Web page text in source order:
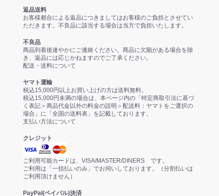
返品送料
お客様都合による返品につきましてはお客様のご負担とさせてい
ただきます。不良品に該当する場合は当方で負担いたします。
不良品
商品到着後速やかにご連絡ください。商品に欠陥がある場合を除
き、返品には応じかねますのでご了承ください。
配送・送料について
ヤマト運輸
税込15,000円以上お買い上げの方は送料無料。
税込15,000円未満の場合は、本ページ内の「特定商取引法に基づ
く表記＞商品代金以外の料金の説明＞配送料：ヤマトをご選択の
場合」に「全国の送料表」を記載しております。
支払い方法について
クレジット
ご利用可能カードは、VISA/MASTER/DINERS です。
ご利用は「一括払いのみ」でお伺いしております。（分割払いは
ご利用頂けません）
PayPal(ペイパル)決済